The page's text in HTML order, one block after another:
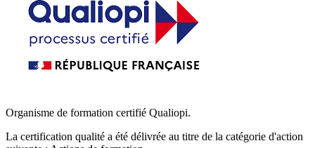
Organisme de formation certifié Qualiopi.
La certification qualité a été délivrée au titre de la catégorie d'action